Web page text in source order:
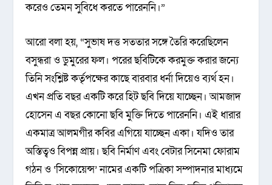
করেও তেমন সুবিধে করতে পারেননি।”
আরো বলা হয়, “সুভাষ দত্ত সততার সঙ্গে তৈরি করেছিলেন
বসুন্ধরা ও ডুমুরের ফল। পরের ছবিটিকে করমুক্ত করার জন্যে
তিনি সংশ্লিষ্ট কর্তৃপক্ষের কাছে বারবার ধর্না দিয়েও ব্যর্থ হন।
এখন প্রতি বছর একটি করে হিট ছবি দিয়ে যাচ্ছেন। আমজাদ
হোসেন এ বছর কোনো ছবি মুক্তি দিতে পারেননি। এই ধারার
একমাত্র আলমগীর কবির এগিয়ে যাচ্ছেন একা। যদিও তার
অস্তিত্বও বিপন্ন প্রায়। ছবি নির্মাণ এবং বেটার সিনেমা ফোরাম
গঠন ও ‘সিকোয়েন্স’ নামের একটি পত্রিকা সম্পাদনার মাধ্যমে